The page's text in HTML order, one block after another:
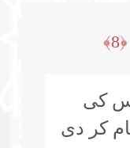
﴿8﴾
کی
کر دی